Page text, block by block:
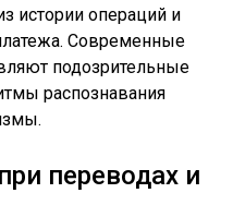
истории операций и
Современные
подозрительные
распознавания
переводах и